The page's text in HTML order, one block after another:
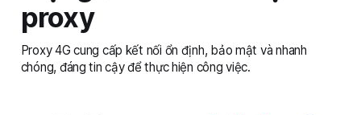
proxy
Proxy 4G cung cấp kết nối ổn định, bảo mật và nhanh
chóng, đáng tin cậy để thực hiện công việc.